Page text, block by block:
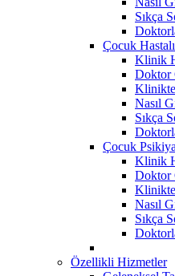
Sıkça
Çocuk
Klinik
Doktor
Nasıl
Sıkça
Çocuk
Klinik
Doktor
Nasıl
Sıkça
Özellikli Hizmetler